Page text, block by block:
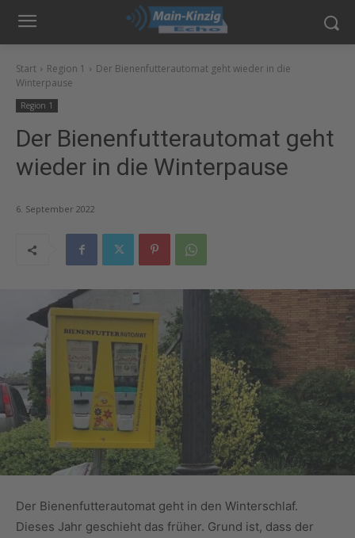
Start Region 1
Der Bienenfutterautomat geht wieder in die
Winterpause
Region 1
Der Bienenfutterautomat geht
wieder in die Winterpause
6. September 2022
Der Bienenfutterautomat geht in den Winterschlaf.
Dieses Jahr geschieht das früher. Grund ist, dass der